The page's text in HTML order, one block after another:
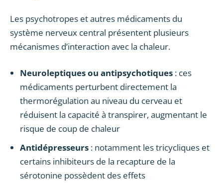
Les psychotropes et autres médicaments du
système nerveux central présentent plusieurs
mécanismes d’interaction avec la chaleur.
Neuroleptiques ou antipsychotiques : ces
médicaments perturbent directement la
thermorégulation au niveau du cerveau et
réduisent la capacité à transpirer, augmentant le
risque de coup de chaleur
Antidépresseurs : notamment les tricycliques et
certains inhibiteurs de la recapture de la
sérotonine possèdent des effets